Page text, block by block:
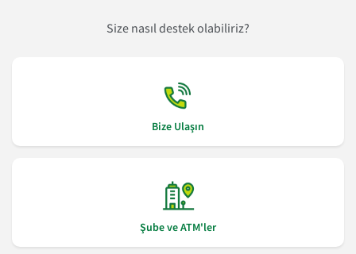
Size nasıl destek olabiliriz?
Bize Ulaşın
Şube ve ATM'ler